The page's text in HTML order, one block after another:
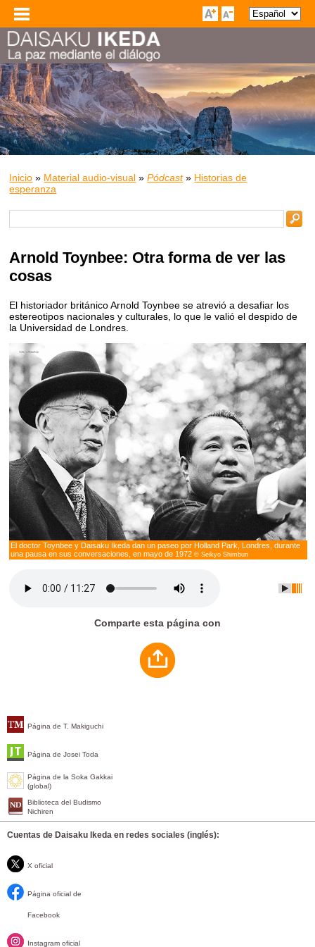
Página de T. Makiguchi
Página de Josei Toda
Página de la Soka Gakkai
(global)
Biblioteca del Budismo
Nichiren
Cuentas de Daisaku Ikeda en redes sociales (inglés):
X oficial
Página oficial de
Facebook
Instagram oficial
Inicio » Material audio-visual »Pódcast» Historias de
esperanza
Arnold Toynbee: Otra forma de ver las
cosas
El historiador británico Arnold Toynbee se atrevió a desafiar los
estereotipos nacionales y culturales, lo que le valió el despido de
la Universidad de Londres.
El doctor Toynbee y Daisaku Ikeda dan un paseo por Holland Park, Londres, durante
una pausa en sus conversaciones, en mayo de 1972© Seikyo Shimbun
Comparte esta página con